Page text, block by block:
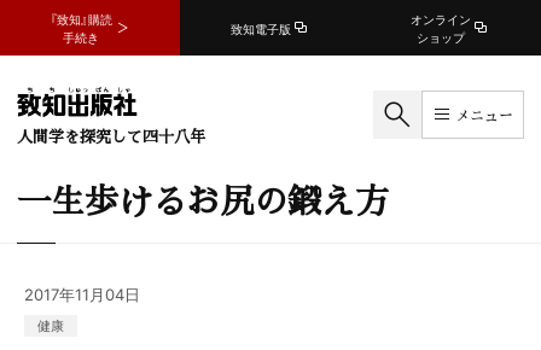
『致知』購読
手続き
致知電子版
オンライン
ショップ
人間学を探究して四十八年
メニュー
一生歩けるお尻の鍛え方
2017年11月04日
健康